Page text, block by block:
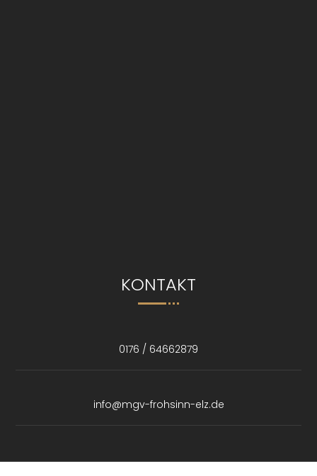
KONTAKT
0176 / 64662879
info@mgv-frohsinn-elz.de